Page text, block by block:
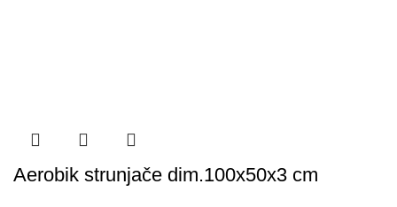
Aerobik strunjače dim.100x50x3 cm